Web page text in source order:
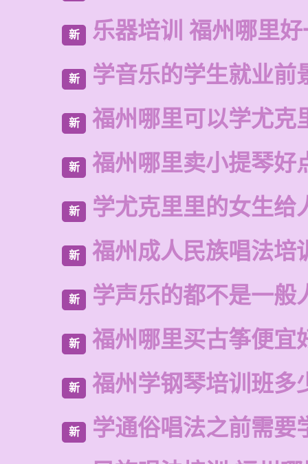
新 乐器培训 福州哪里
新 学音乐的学生就业前
新 福州哪里可以学尤克
新 福州哪里卖小提琴好
新 学尤克里里的女生给
新 福州成人民族唱法培
新 学声乐的都不是一般
新 福州哪里买古筝便宜
新 福州学钢琴培训班多
新
学通俗唱法之前需要